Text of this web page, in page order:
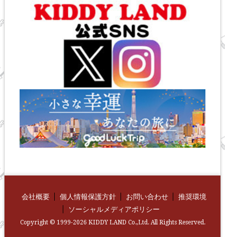
会社概要 個人情報保護方針 お問い合わせ
推奨環境
ソーシャルメディアポリシー
Copyright © 1999-2026 KIDDY LAND Co.,Ltd. All Rights Reserved.